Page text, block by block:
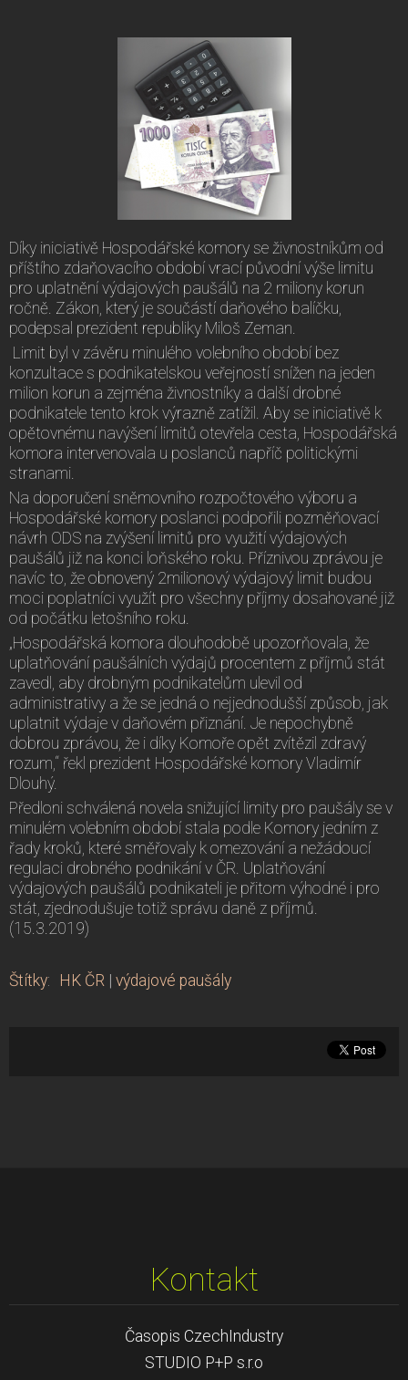
Díky iniciativě Hospodářské komory se živnostníkům od
příštího zdaňovacího období vrací původní výše limitu
pro uplatnění výdajových paušálů na 2 miliony korun
ročně. Zákon, který je součástí daňového balíčku,
podepsal prezident republiky Miloš Zeman.
Limit byl v závěru minulého volebního období bez
konzultace s podnikatelskou veřejností snížen na jeden
milion korun a zejména živnostníky a další drobné
podnikatele tento krok výrazně zatížil. Aby se iniciativě k
opětovnému navýšení limitů otevřela cesta, Hospodářská
komora intervenovala u poslanců napříč politickými
stranami.
Na doporučení sněmovního rozpočtového výboru a
Hospodářské komory poslanci podpořili pozměňovací
návrh ODS na zvýšení limitů pro využití výdajových
paušálů již na konci loňského roku. Příznivou zprávou je
navíc to, že obnovený 2milionový výdajový limit budou
moci poplatníci využít pro všechny příjmy dosahované již
od počátku letošního roku.
„Hospodářská komora dlouhodobě upozorňovala, že
uplatňování paušálních výdajů procentem z příjmů stát
zavedl, aby drobným podnikatelům ulevil od
administrativy a že se jedná o nejjednodušší způsob, jak
uplatnit výdaje v daňovém přiznání. Je nepochybně
dobrou zprávou, že i díky Komoře opět zvítězil zdravý
rozum,“ řekl prezident Hospodářské komory Vladimír
Dlouhý.
Předloni schválená novela snižující limity pro paušály se v
minulém volebním období stala podle Komory jedním z
řady kroků, které směřovaly k omezování a nežádoucí
regulaci drobného podnikání v ČR. Uplatňování
výdajových paušálů podnikateli je přitom výhodné i pro
stát, zjednodušuje totiž správu daně z příjmů.
(15.3.2019)
Štítky: HK ČR | výdajové paušály
Kontakt
Časopis CzechIndustry
STUDIO P+P s.r.o